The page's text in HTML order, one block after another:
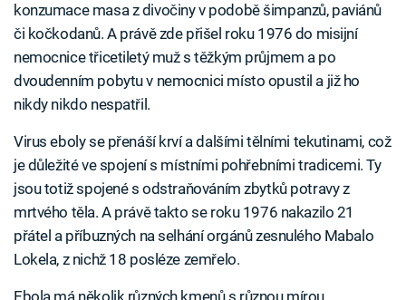
konzumace masa z divočiny v podobě šimpanzů, paviánů
či kočkodanů. A právě zde přišel roku 1976 do misijní
nemocnice třicetiletý muž s těžkým průjmem a po
dvoudenním pobytu v nemocnici místo opustil a již ho
nikdy nikdo nespatřil.
Virus eboly se přenáší krví a dalšími tělními tekutinami, což
je důležité ve spojení s místními pohřebními tradicemi. Ty
jsou totiž spojené s odstraňováním zbytků potravy z
mrtvého těla. A právě takto se roku 1976 nakazilo 21
přátel a příbuzných na selhání orgánů zesnulého Mabalo
Lokela, z nichž 18 posléze zemřelo.
Ebola má několik různých kmenů s různou mírou